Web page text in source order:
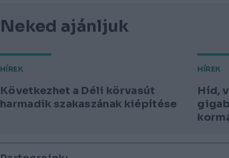
Neked ajánljuk
HÍREK
Következhet a Déli körvasút
harmadik szakaszának kiépítése
HÍREK
Híd,
Lábléc